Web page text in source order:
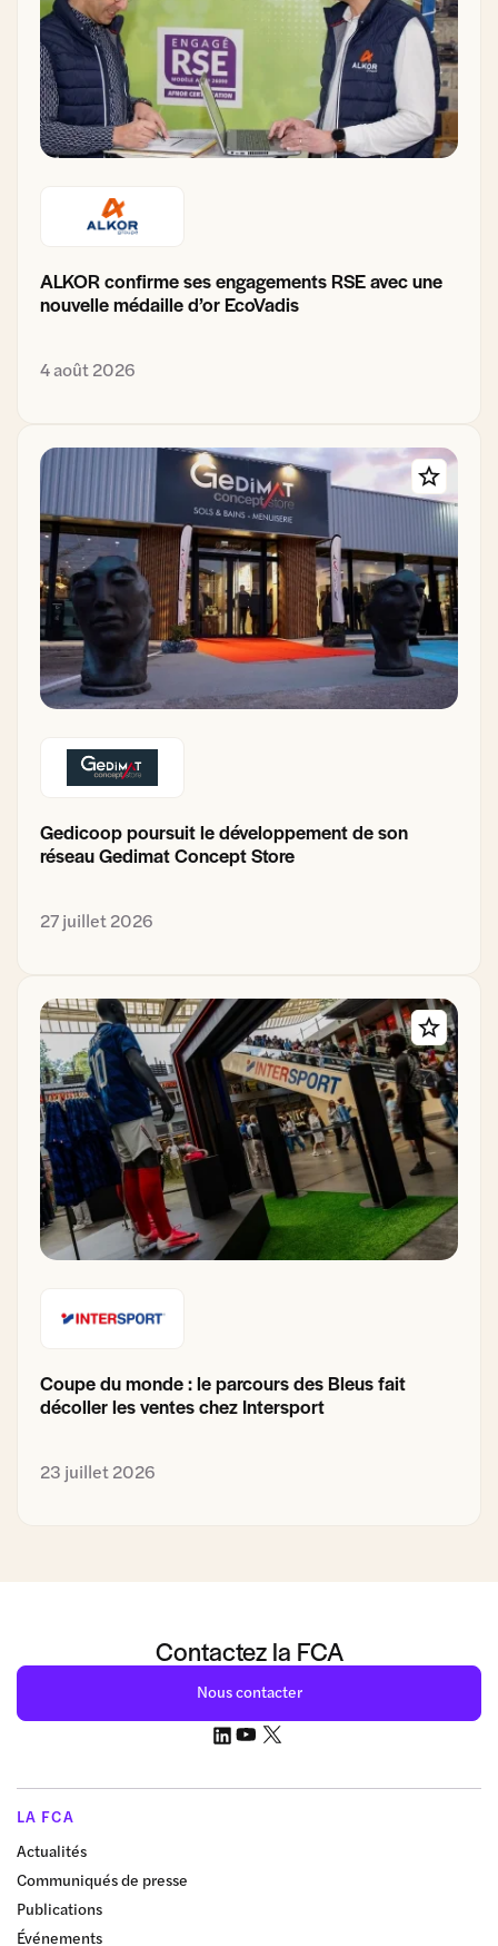
ALKOR confirme ses engagements RSE avec une
nouvelle médaille d’or EcoVadis
4 août 2026
Gedicoop poursuit le développement de son
réseau Gedimat Concept Store
27 juillet 2026
Coupe du monde : le parcours des Bleus fait
décoller les ventes chez Intersport
23 juillet 2026
Contactez la FCA
Nous contacter
LA FCA
Actualités
Communiqués de presse
Publications
Événements